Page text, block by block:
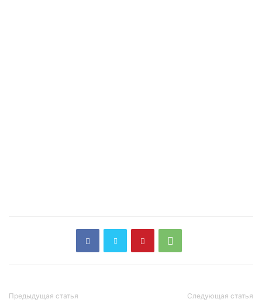
Предыдущая статья Следующая статья